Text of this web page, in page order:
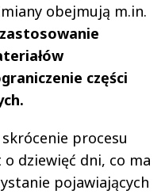
obejmują m.in.
części
procesu
dziewięć dni, co ma
pojawiających